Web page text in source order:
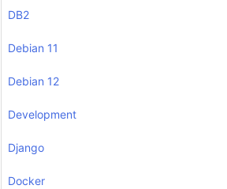
DB2
Debian 11
Debian 12
Development
Django
Docker